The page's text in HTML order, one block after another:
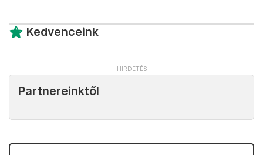
Kedvenceink
Partnereinktől